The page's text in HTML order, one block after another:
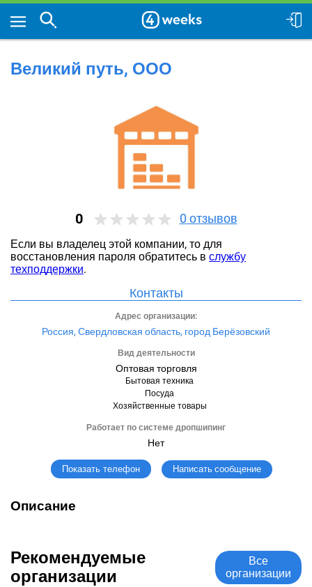
Великий путь, ООО
0 0 отзывов
Если вы владелец этой компании, то для
восстановления пароля обратитесь в службу
техподдержки.
Контакты
Адрес организации:
Россия, Свердловская область, город Берёзовский
Вид деятельности
Оптовая торговля
Бытовая техника
Посуда
Хозяйственные товары
Работает по системе дропшипинг
Нет
Показать телефон Написать сообщение
Описание
Рекомендуемые
организации
Все
организации